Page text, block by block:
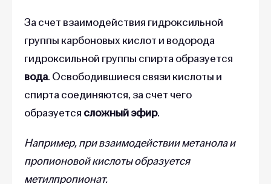
За счет взаимодействия гидроксильной
группы карбоновых кислот и водорода
гидроксильной группы спирта образуется
вода. Освободившиеся связи кислоты и
спирта соединяются, за счет чего
образуется сложный эфир.
Например, при взаимодействии метанола и
пропионовой кислоты образуется
метилпропионат.